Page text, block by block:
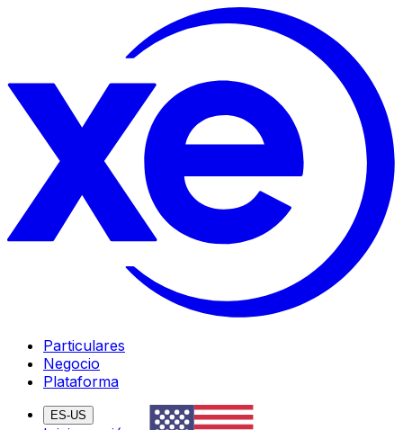
Particulares
Negocio
Plataforma
ES-US